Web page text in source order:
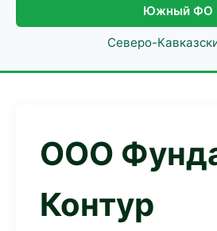
Южный ФО
Северо-
ООО
Контур